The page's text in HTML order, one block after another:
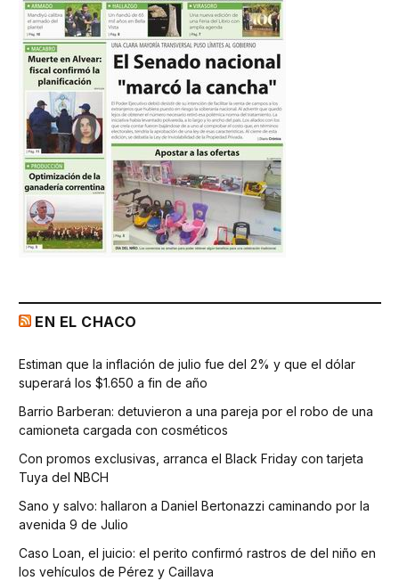
EN EL CHACO
Estiman que la inflación de julio fue del 2% y que el dólar
superará los $1.650 a fin de año
Barrio Barberan: detuvieron a una pareja por el robo de una
camioneta cargada con cosméticos
Con promos exclusivas, arranca el Black Friday con tarjeta
Tuya del NBCH
Sano y salvo: hallaron a Daniel Bertonazzi caminando por la
avenida 9 de Julio
Caso Loan, el juicio: el perito confirmó rastros de del niño en
los vehículos de Pérez y Caillava